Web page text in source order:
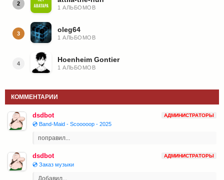
2
1 АЛЬБОМОВ
3 oleg64
1 АЛЬБОМОВ
4 Hoenheim Gontier
1 АЛЬБОМОВ
КОММЕНТАРИИ
dsdbot АДМИНИСТРАТОРЫ
💿 Band-Maid - Scooooop - 2025
поправил...
dsdbot АДМИНИСТРАТОРЫ
💿 Заказ музыки
Добавил...